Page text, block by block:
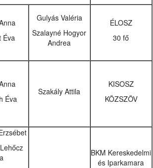
Éva
Gulyás Valéria
Szalayné Hogyor
Andrea
ÉLOSZ
30 fő
Éva
Szakály Attila
KISOSZ
KÖZSZÖV
BKM Kereskedelmi
és Iparkamara